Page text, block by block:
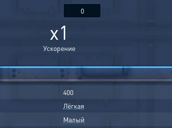
x1
Ускорение
400
Лёгкая
Малый